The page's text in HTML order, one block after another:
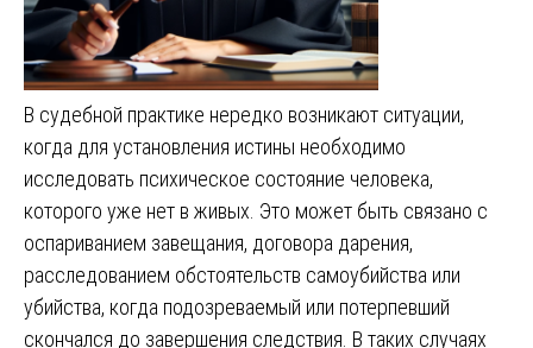
В судебной практике нередко возникают ситуации,
когда для установления истины необходимо
исследовать психическое состояние человека,
которого уже нет в живых. Это может быть связано с
оспариванием завещания, договора дарения,
расследованием обстоятельств самоубийства или
убийства, когда подозреваемый или потерпевший
скончался до завершения следствия. В таких случаях